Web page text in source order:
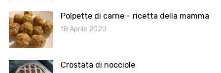
Polpette di carne – ricetta della mamma
18 Aprile 2020
Crostata di nocciole